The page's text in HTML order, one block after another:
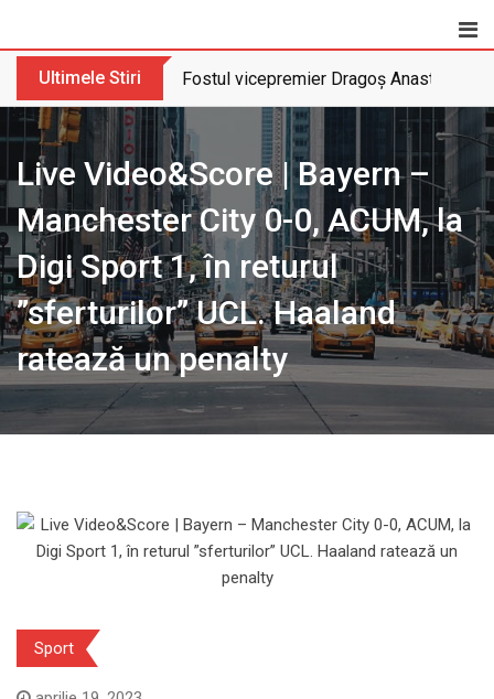
Ultimele Stiri Fostul vicepremier Dragoș Anastasiu
Live Video&Score | Bayern –
Manchester City 0-0, ACUM, la
Digi Sport 1, în returul
”sferturilor” UCL. Haaland
ratează un penalty
Sport